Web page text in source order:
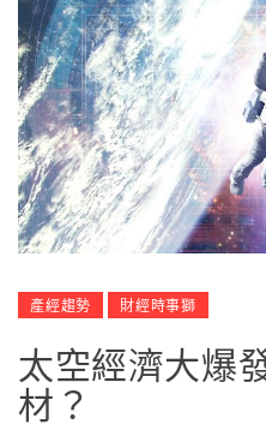
產經趨勢 財經時事獅
太空經濟大爆
材？